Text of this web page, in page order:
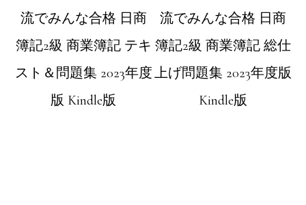
流でみんな合格 日商
簿記2級 商業簿記 テキ
スト＆問題集 2023年度
版 Kindle版
流でみんな合格 日商
簿記2級 商業簿記 総仕
上げ問題集 2023年度版
Kindle版